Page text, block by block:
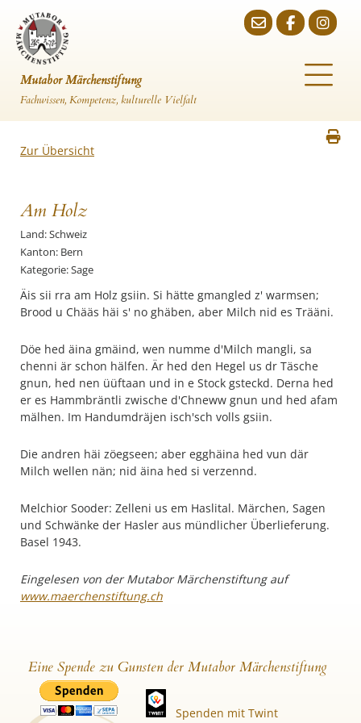
Mutabor Märchenstiftung
Fachwissen, Kompetenz, kulturelle Vielfalt
Zur Übersicht
Am Holz
Land: Schweiz
Kanton: Bern
Kategorie: Sage
Äis sii rra am Holz gsiin. Si hätte gmangled z' warmsen;
Brood u Chääs häi s' no ghäben, aber Milch nid es Trääni.
Döe hed äina gmäind, wen numme d'Milch mangli, sa
chenni är schon hälfen. Är hed den Hegel us dr Täsche
gnun, hed nen üüftaan und in e Stock gsteckd. Derna hed
er es Hammbräntli zwische d'Chneww gnun und hed afam
mälhen. Im Handumdräjen isch'sch volls gsiin.
Die andren häi zöegseen; aber egghäina hed vun där
Milch wellen nän; nid äina hed si verzennd.
Melchior Sooder: Zelleni us em Haslital. Märchen, Sagen
und Schwänke der Hasler aus mündlicher Überlieferung.
Basel 1943.
Eingelesen von der Mutabor Märchenstiftung auf
www.maerchenstiftung.ch
Eine Spende zu Gunsten der Mutabor Märchenstiftung
Spenden mit Twint